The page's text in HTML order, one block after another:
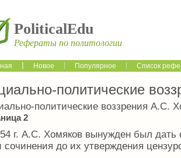
PoliticalEdu
Рефераты по политологии
Новое Популярное Список
политические
политические воззрения А.С.
2
г. А.С. Хомяков вынужден был дать
сочинения до их утверждения